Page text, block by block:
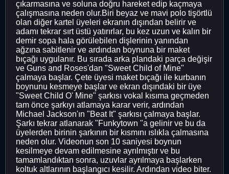
çıkarmasına ve soluna doğru hareket edip kaçmaya
çalışmasına neden olur.Biri beyaz ve mavi polo tişörtlü
olan diğer kartel üyeleri ekranın dışından belirir ve
adamı tekrar sırt üstü yatırırlar, bu kez uzun ve kalın bir
demir sopa hala görülebilen dişlerinin yanından
ağzına sabitlenir ve ardından boynuna bir maket
bıçağı uygulanır. Bu sırada arka plandaki parça değişir
ve Guns and Roses'dan "Sweet Child of Mine"
çalmaya başlar. Çete üyesi maket bıçağı ile kurbanın
boynunu kesmeye başlar ve ekran dışındaki bir üye
"Sweet Child O' Mine" şarkısı vokal kısıma geçmeden
tam önce şarkıyı atlamaya karar verir, ardından
Michael Jackson'ın "Beat It" şarkısı çalmaya başlar.
Şarkı tekrar atlanarak "Funkytown "a gelinir ve bu da
üyelerden birinin şarkının bir kısmını ıslıkla çalmasına
neden olur. Videonun son 10 saniyesi boynun
kesilmeye devam edilmesine ayrılmıştır ve bu
tamamlandıktan sonra, uzuvlar ayrılmaya başlarken
koltuk altlarının başlangıcı kesilir. Ardından video biter.